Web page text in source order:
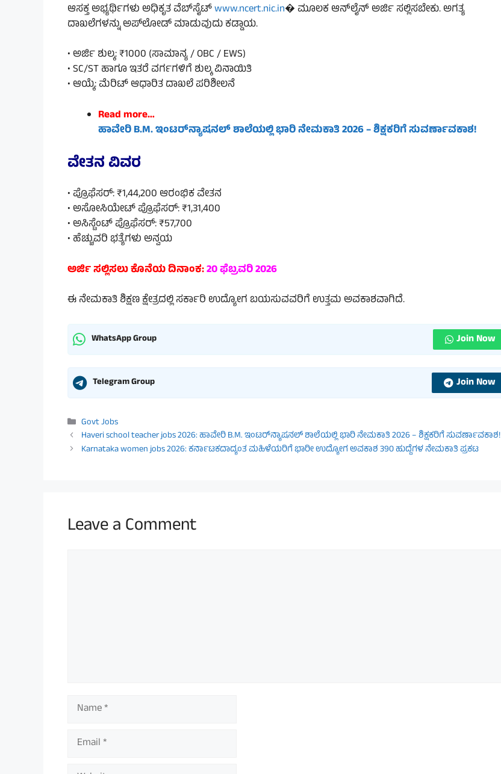
ಆಸಕ್ತ ಅಭ್ಯರ್ಥಿಗಳು ಅಧಿಕೃತ ವೆಬ್‌ಸೈಟ್www.ncert.nic.in� ಮೂಲಕ ಆನ್‌ಲೈನ್ ಅರ್ಜಿ ಸಲ್ಲಿಸಬೇಕು. ಅಗತ್ಯ
ದಾಖಲೆಗಳನ್ನು ಅಪ್‌ಲೋಡ್ ಮಾಡುವುದು ಕಡ್ಡಾಯ.
• ಅರ್ಜಿ ಶುಲ್ಕ: ₹1000 (ಸಾಮಾನ್ಯ / OBC / EWS)
• SC/ST ಹಾಗೂ ಇತರೆ ವರ್ಗಗಳಿಗೆ ಶುಲ್ಕ ವಿನಾಯಿತಿ
• ಆಯ್ಕೆ: ಮೆರಿಟ್ ಆಧಾರಿತ ದಾಖಲೆ ಪರಿಶೀಲನೆ
Read more…
ಹಾವೇರಿ B.M. ಇಂಟರ್‌ನ್ಯಾಷನಲ್ ಶಾಲೆಯಲ್ಲಿ ಭಾರಿ ನೇಮಕಾತಿ 2026 – ಶಿಕ್ಷಕರಿಗೆ ಸುವರ್ಣಾವಕಾಶ!
ವೇತನ ವಿವರ
• ಪ್ರೊಫೆಸರ್: ₹1,44,200 ಆರಂಭಿಕ ವೇತನ
• ಅಸೋಸಿಯೇಟ್ ಪ್ರೊಫೆಸರ್: ₹1,31,400
• ಅಸಿಸ್ಟೆಂಟ್ ಪ್ರೊಫೆಸರ್: ₹57,700
• ಹೆಚ್ಚುವರಿ ಭತ್ಯೆಗಳು ಅನ್ವಯ
ಅರ್ಜಿ ಸಲ್ಲಿಸಲು ಕೊನೆಯ ದಿನಾಂಕ:20 ಫೆಬ್ರವರಿ 2026
ಈ ನೇಮಕಾತಿ ಶಿಕ್ಷಣ ಕ್ಷೇತ್ರದಲ್ಲಿ ಸರ್ಕಾರಿ ಉದ್ಯೋಗ ಬಯಸುವವರಿಗೆ ಉತ್ತಮ ಅವಕಾಶವಾಗಿದೆ.
WhatsApp Group Join Now
Telegram Group Join Now
Categories
Govt Jobs
Haveri school teacher jobs 2026: ಹಾವೇರಿ B.M. ಇಂಟರ್‌ನ್ಯಾಷನಲ್ ಶಾಲೆಯಲ್ಲಿ ಭಾರಿ ನೇಮಕಾತಿ 2026 – ಶಿಕ್ಷಕರಿಗೆ ಸುವರ್ಣಾವಕಾಶ!
Karnataka women jobs 2026: ಕರ್ನಾಟಕದಾದ್ಯಂತ ಮಹಿಳೆಯರಿಗೆ ಭಾರೀ ಉದ್ಯೋಗ ಅವಕಾಶ 390 ಹುದ್ದೆಗಳ ನೇಮಕಾತಿ ಪ್ರಕಟ
Leave a Comment
Name
Email
Website